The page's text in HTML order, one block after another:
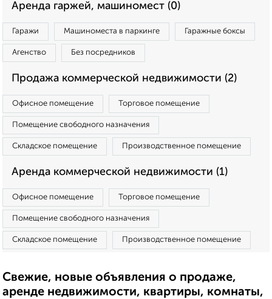
Аренда гаржей, машиномест (0)
Гаражи Машиноместа в паркинге Гаражные боксы
Агенство Без посредников
Продажа коммерческой недвижимости (2)
Офисное помещение Торговое помещение
Помещение свободного назначения
Складское помещение Производственное помещение
Аренда коммерческой недвижимости (1)
Офисное помещение Торговое помещение
Помещение свободного назначения
Складское помещение Производственное помещение
Свежие, новые объявления о продаже,
аренде недвижимости, квартиры, комнаты,